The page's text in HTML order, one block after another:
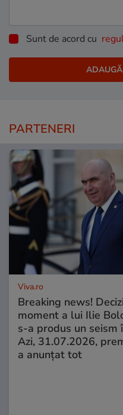
Sunt de acord cu
PARTENERI
Viva.ro
Breaking news!
moment a lui Ilie
s-a produs un seism
Azi, 31.07.2026,
a anunțat tot